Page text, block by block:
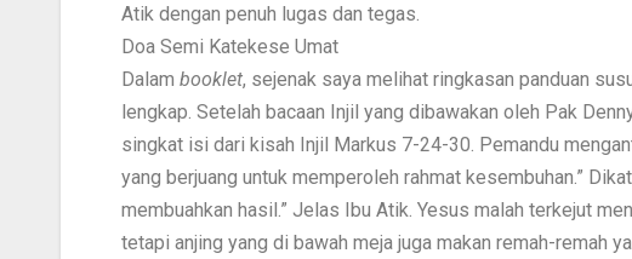
Atik dengan penuh lugas dan tegas.
Doa Semi Katekese Umat
Dalam booklet, sejenak saya melihat ringkasan panduan
lengkap. Setelah bacaan Injil yang dibawakan oleh Pak
singkat isi dari kisah Injil Markus 7-24-30. Pemandu
yang berjuang untuk memperoleh rahmat kesembuhan.”
membuahkan hasil.” Jelas Ibu Atik. Yesus malah terkejut
tetapi anjing yang di bawah meja juga makan remah-remah